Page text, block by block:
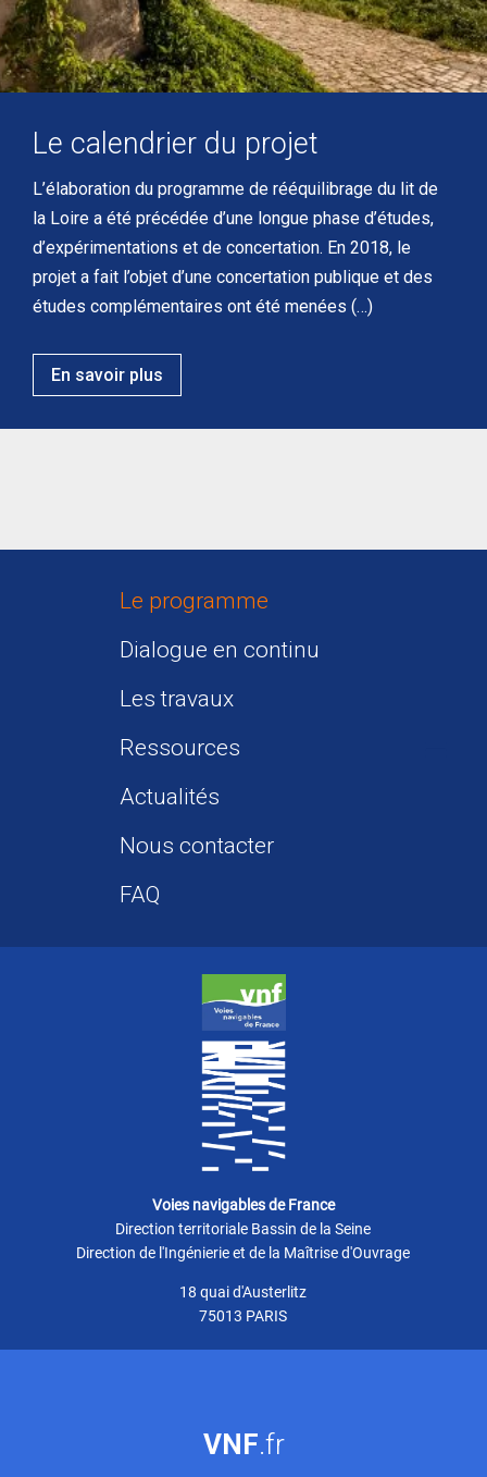
Le calendrier du projet
L’élaboration du programme de rééquilibrage du lit de
la Loire a été précédée d’une longue phase d’études,
d’expérimentations et de concertation. En 2018, le
projet a fait l’objet d’une concertation publique et des
études complémentaires ont été menées (…)
En savoir plus
Le programme
Dialogue en continu
Les travaux
Ressources
Actualités
Nous contacter
FAQ
Voies navigables de France
Direction territoriale Bassin de la Seine
Direction de l'Ingénierie et de la Maîtrise d'Ouvrage
18 quai d'Austerlitz
75013 PARIS
VNF.fr